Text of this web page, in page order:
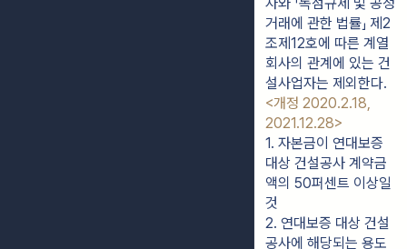
거래에 관한 법률」 제2
조제12호에 따른 계열
회사의 관계에 있는 건
설사업자는 제외한다.
<개정 2020.2.18,
2021.12.28>
1. 자본금이 연대보증
대상 건설공사 계약금
액의 50퍼센트 이상일
것
2. 연대보증 대상 건설
공사에 해당되는 용도